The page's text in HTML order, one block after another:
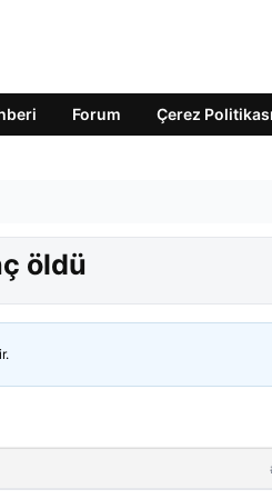
Forum Çerez Politikası
öldü